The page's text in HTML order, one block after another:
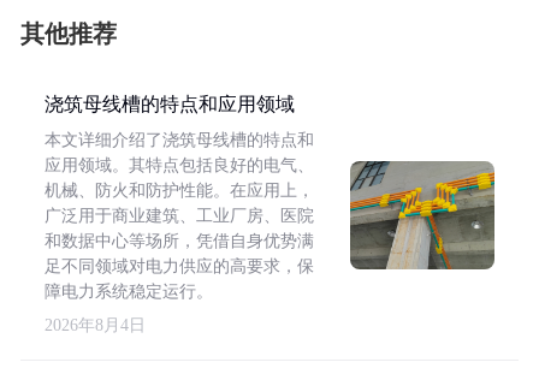
其他推荐
浇筑母线槽的特点和应用领域
本文详细介绍了浇筑母线槽的特点和
应用领域。其特点包括良好的电气、
机械、防火和防护性能。在应用上，
广泛用于商业建筑、工业厂房、医院
和数据中心等场所，凭借自身优势满
足不同领域对电力供应的高要求，保
障电力系统稳定运行。
2026年8月4日